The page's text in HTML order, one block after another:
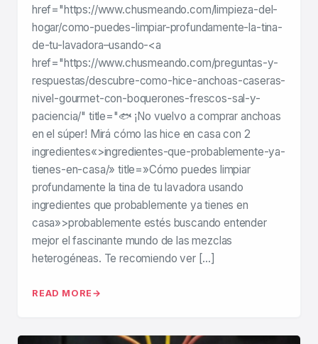
href="https://www.chusmeando.com/limpieza-del-
hogar/como-puedes-limpiar-profundamente-la-tina-
de-tu-lavadora–usando-<a
href="https://www.chusmeando.com/preguntas-y-
respuestas/descubre-como-hice-anchoas-caseras-
nivel-gourmet-con-boquerones-frescos-sal-y-
paciencia/" title="🐟 ¡No vuelvo a comprar anchoas
en el súper! Mirá cómo las hice en casa con 2
ingredientes«>ingredientes-que-probablemente-ya-
tienes-en-casa/» title=»Cómo puedes limpiar
profundamente la tina de tu lavadora usando
ingredientes que probablemente ya tienes en
casa»>probablemente estés buscando entender
mejor el fascinante mundo de las mezclas
heterogéneas. Te recomiendo ver […]
READ MORE